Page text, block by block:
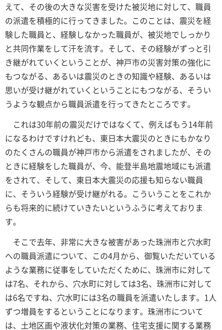
えて、その後の大きな災害を受けた被災地に対して、職員
の派遣を積極的に行ってきました。このことは、震災を経
験した職員と、経験しなかった職員が、被災地でしっかり
と共同作業をして汗を流す。そして、その経験がずっと引
き継がれていくということが、神戸市の災害対策の強化に
もつながる、あるいは震災のときの知識や経験、あるいは
思いが受け継がれていくということにもつながる、そうい
うような観点から職員派遣を行ってきたところです。
これは30年前の震災だけではなくて、例えばもう14年前
になるわけですけれども、東日本大震災のときにもかなり
のたくさんの職員が神戸市から派遣をされましたが、その
ときに経験をした職員が、今、能登半島地震地域にも派遣
をされて、そして、東日本大震災の応援も知らない職員
に、そういう経験が受け継がれる。こういうことをこれか
らも将来的に続けていきたいというふうに考えておりま
す。
そこで去年、非常に大きな被害があった珠洲市と穴水町
への職員派遣について、この4月から、御覧いただいている
ような業務に従事をしていただくために、珠洲市に対して
は7名、それから、穴水町に対しては3名、珠洲市に対して
は6名ですね、穴水町には3名の職員を派遣いたします。1人
ずつ増員をするということになります。珠洲市について
は、土地区画や液状化対策の業務、住宅支援に関する業務